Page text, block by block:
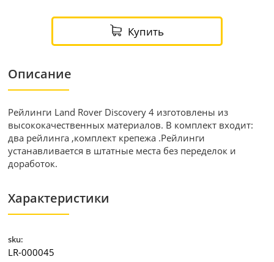
Купить
Описание
Рейлинги Land Rover Discovery 4 изготовлены из
высококачественных материалов. В комплект входит:
два рейлинга ,комплект крепежа .Рейлинги
устанавливается в штатные места без переделок и
доработок.
Характеристики
sku:
LR-000045